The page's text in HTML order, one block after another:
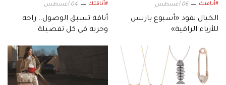
#أناقتك 06 أغسطس
الخيال يقود «أسبوع باريس
للأزياء الراقية»
#أناقتك 04 أغسطس
أناقة تسبق الوصول.. راحة
وحرية في كل تفصيلة